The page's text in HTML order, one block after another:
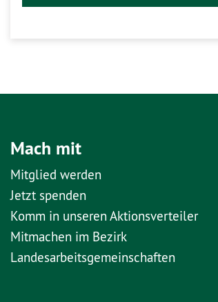
Mach mit
Mitglied werden
Jetzt spenden
Komm in unseren Aktionsverteiler
Mitmachen im Bezirk
Landesarbeitsgemeinschaften